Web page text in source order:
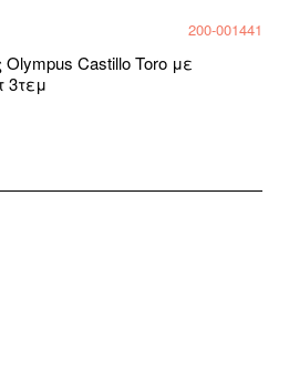
200-001441
Castillo Toro με
3τεμ